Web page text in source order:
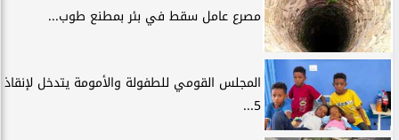
مصرع عامل سقط في بئر بمطنع طوب...
المجلس القومي للطفولة والأمومة يتدخل لإنقاذ
5...